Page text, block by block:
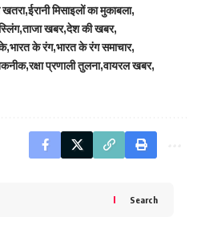
खतरा ईरानी मिसाइलों का मुकाबला
ताजा खबर देश की खबर
भारत के रंग भारत के रंग समाचार
रक्षा प्रणाली तुलना वायरल खबर
Search